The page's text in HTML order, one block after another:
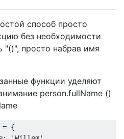
способ просто
без необходимости
"()", просто набрав имя
функции уделяют
person.fullName ()
= {